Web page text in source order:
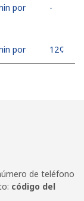
por
-
por
⁦12¢⁩
por
de teléfono
código del